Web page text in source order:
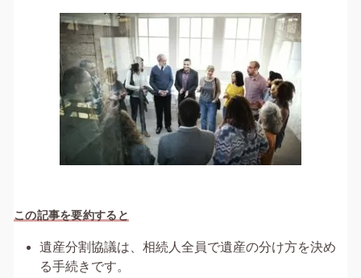
この記事を要約すると
遺産分割協議は、相続人全員で遺産の分け方を決め
る手続きです。